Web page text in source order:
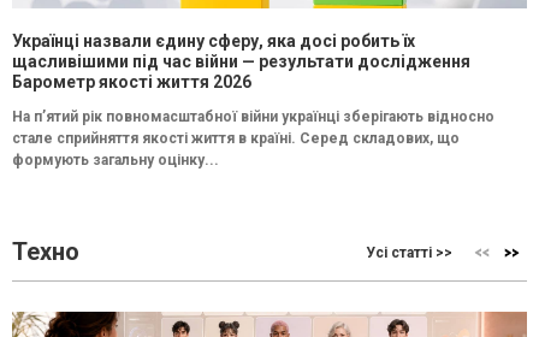
Українці назвали єдину сферу, яка досі робить їх
щасливішими під час війни — результати дослідження
Барометр якості життя 2026
На п’ятий рік повномасштабної війни українці зберігають відносно
стале сприйняття якості життя в країні. Серед складових, що
формують загальну оцінку...
Техно Усі статті >>